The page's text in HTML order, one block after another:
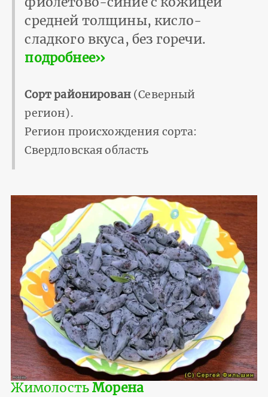
средней толщины, кисло-
сладкого вкуса, без горечи.
подробнее››
Сорт районирован(Северный
регион).
Регион происхождения сорта:
Свердловская область
ЖимолостьМорена